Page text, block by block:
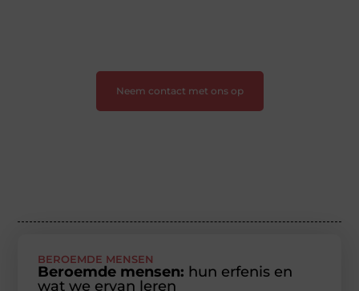
Neem contact met ons op
BEROEMDE MENSEN
Beroemde mensen: hun erfenis en
wat we ervan leren